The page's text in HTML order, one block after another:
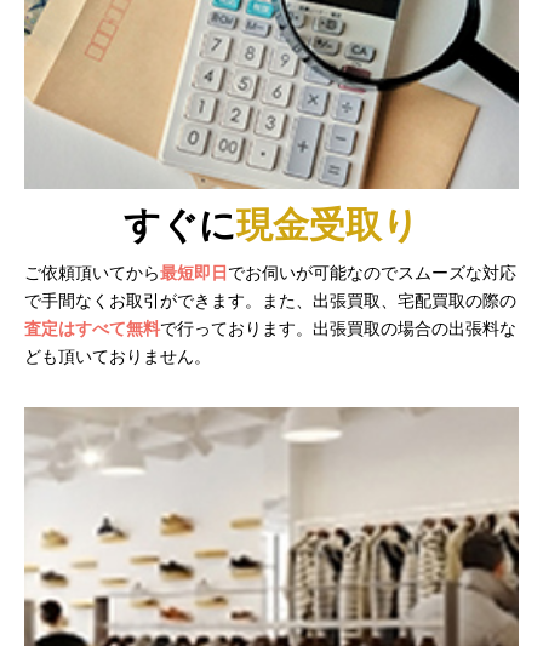
すぐに現金受取り
ご依頼頂いてから最短即日でお伺いが可能なのでスムーズな対応
で手間なくお取引ができます。また、出張買取、宅配買取の際の
査定はすべて無料で行っております。出張買取の場合の出張料な
ども頂いておりません。